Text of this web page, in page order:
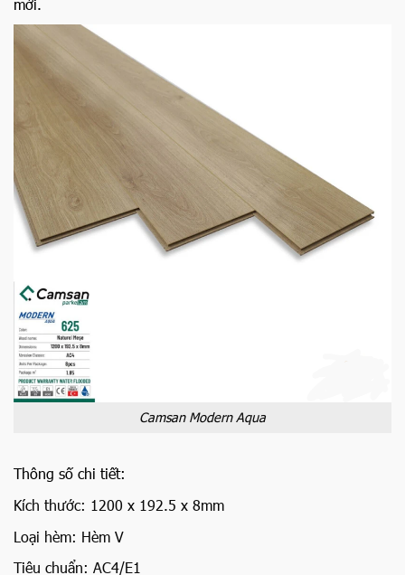
Camsan Modern Aqua
Thông số chi tiết:
Kích thước: 1200 x 192.5 x 8mm
Loại hèm: Hèm V
Tiêu chuẩn: AC4/E1